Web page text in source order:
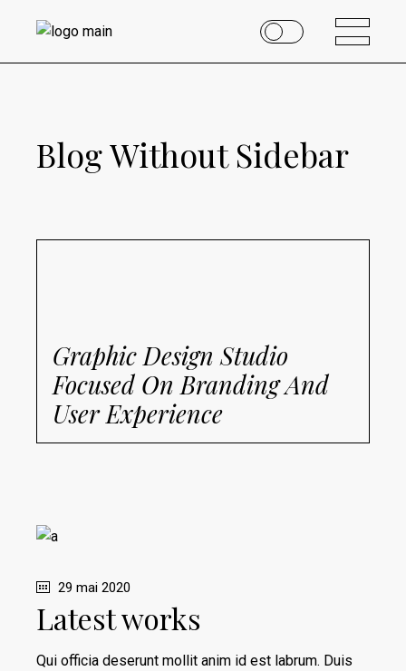
Blog Without Sidebar
Graphic Design Studio
Focused On Branding And
User Experience
29 mai 2020
Latest works
Qui officia deserunt mollit anim id est labrum. Duis